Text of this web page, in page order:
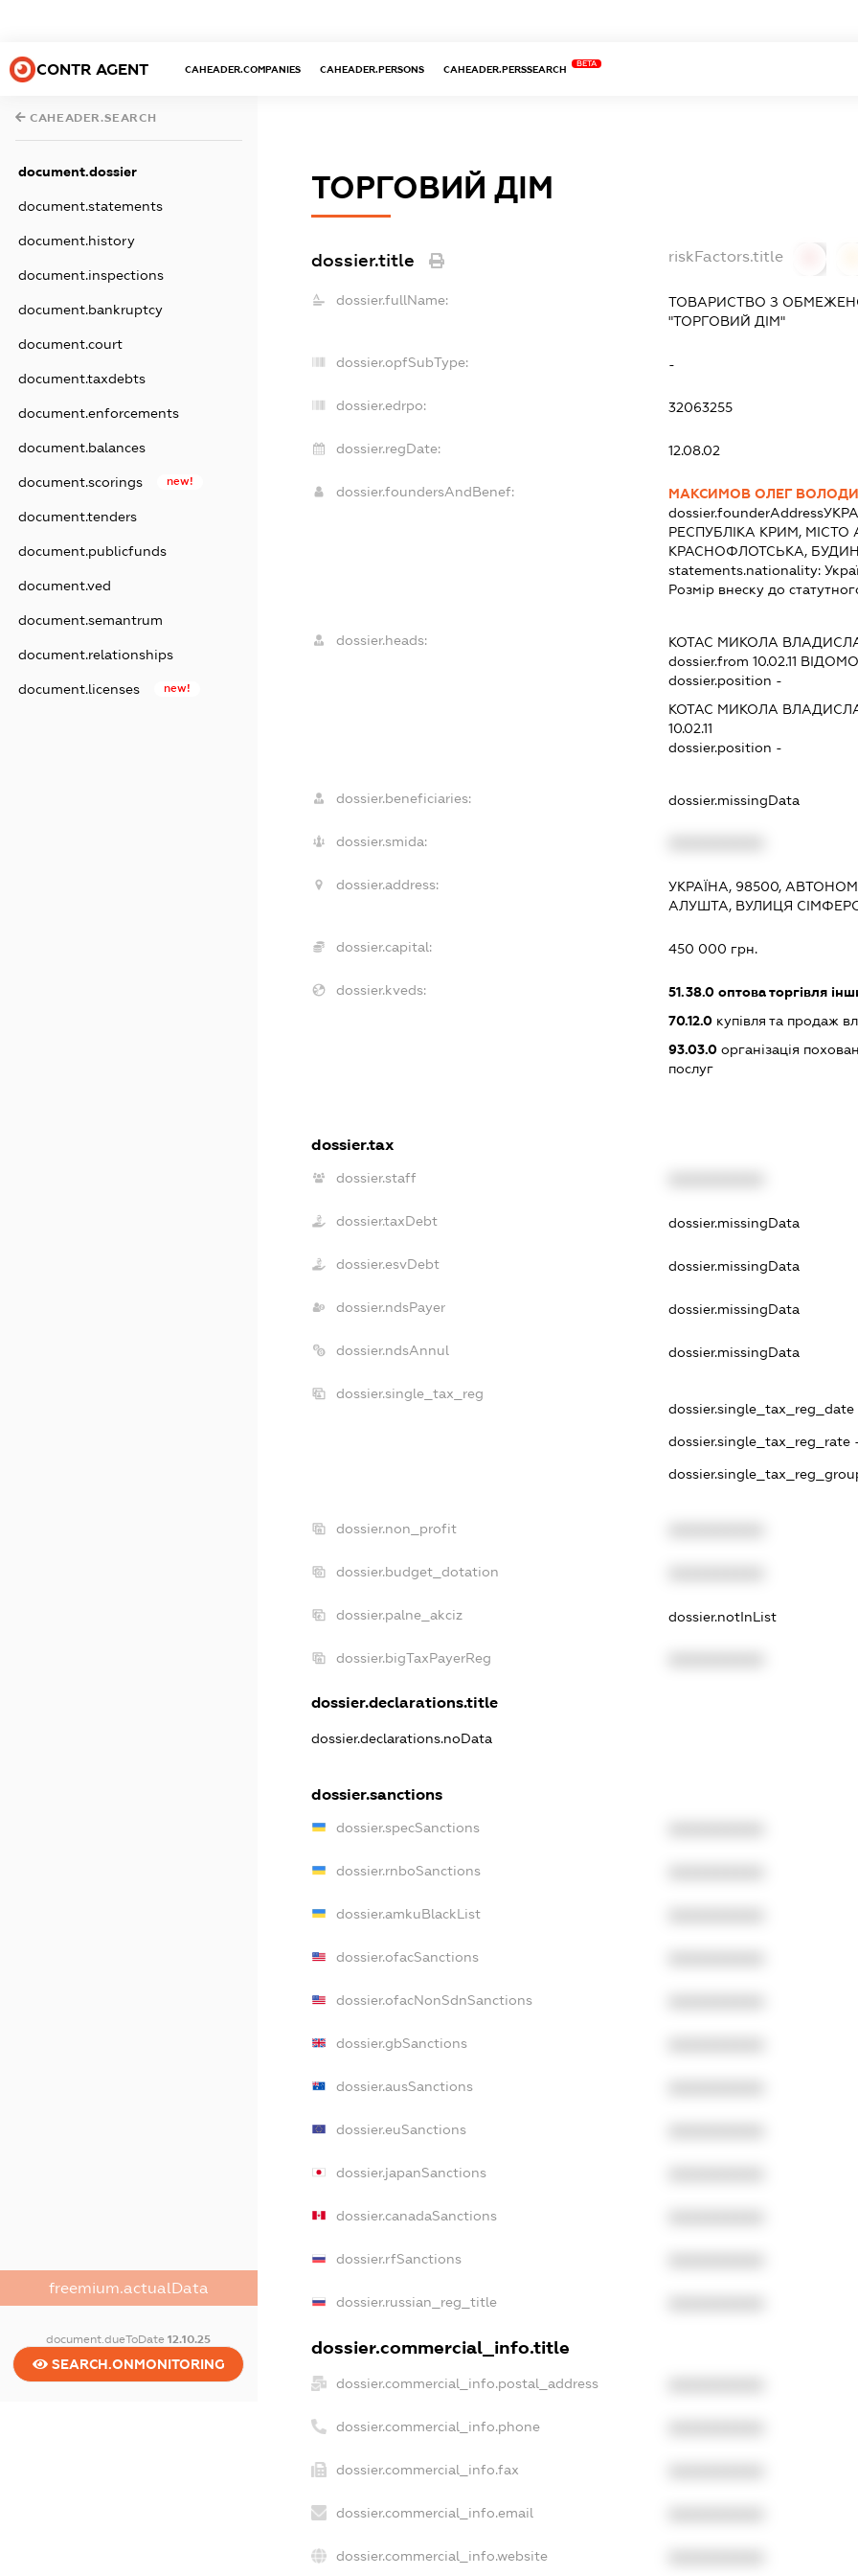
CONTR AGENT CAHEADER.COMPANIES CAHEADER.PERSONS CAHEADER.PERSSEARCH
BETA
CAHEADER.SEARCH
document.dossier
document.statements
document.history
document.inspections
document.bankruptcy
document.court
document.taxdebts
document.enforcements
document.balances
document.scorings new!
document.tenders
document.publicfunds
document.ved
document.semantrum
document.relationships
document.licenses new!
freemium.actualData
document.dueToDate12.10.25
SEARCH.ONMONITORING
ТОРГОВИЙ ДІМ
dossier.title riskFactors.title
dossier.fullName:
ТОВАРИСТВО З
"ТОРГОВИЙ ДІМ"
dossier.opfSubType: -
dossier.edrpo: 32063255
dossier.regDate: 12.08.02
dossier.foundersAndBenef:
МАКСИМОВ ОЛЕГ
dossier.founderAddress
РЕСПУБЛІКА КРИМ,
КРАСНОФЛОТСЬКА,
statements.nationality:
Розмір внеску до
dossier.heads: КОТАС МИКОЛА
dossier.from 10.02.11
dossier.position -
КОТАС МИКОЛА
10.02.11
dossier.position -
dossier.beneficiaries: dossier.missingData
dossier.smida:
dossier.address:
УКРАЇНА, 98500,
АЛУШТА, ВУЛИЦЯ
dossier.capital: 450 000 грн.
dossier.kveds: 51.38.0оптова торгівля
70.12.0купівля та продаж
93.03.0організація
послуг
dossier.tax
dossier.staff
dossier.taxDebt dossier.missingData
dossier.esvDebt dossier.missingData
dossier.ndsPayer dossier.missingData
dossier.ndsAnnul dossier.missingData
dossier.single_tax_reg
dossier.single_tax_reg_date -
dossier.single_tax_reg_rate
dossier.non_profit
dossier.budget_dotation
dossier.palne_akciz dossier.notInList
dossier.bigTaxPayerReg
dossier.declarations.title
dossier.declarations.noData
dossier.sanctions
dossier.specSanctions
dossier.rnboSanctions
dossier.amkuBlackList
dossier.ofacSanctions
dossier.ofacNonSdnSanctions
dossier.gbSanctions
dossier.ausSanctions
dossier.euSanctions
dossier.japanSanctions
dossier.canadaSanctions
dossier.rfSanctions
dossier.russian_reg_title
dossier.commercial_info.title
dossier.commercial_info.postal_address
dossier.commercial_info.phone
dossier.commercial_info.fax
dossier.commercial_info.email
dossier.commercial_info.website